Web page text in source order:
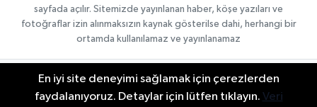
sayfada açılır. Sitemizde yayınlanan haber, köşe yazıları ve
fotoğraflar izin alınmaksızın kaynak gösterilse dahi, herhangi bir
ortamda kullanılamaz ve yayınlanamaz
Gizlilik Sözleşmesi
Veri Politikası
Yayın İlkeleri
Haber Yazılımı:
TE Bilişim
| Copyright © 2026
En iyi site deneyimi sağlamak için çerezlerden
faydalanıyoruz. Detaylar için lütfen tıklayın. Veri